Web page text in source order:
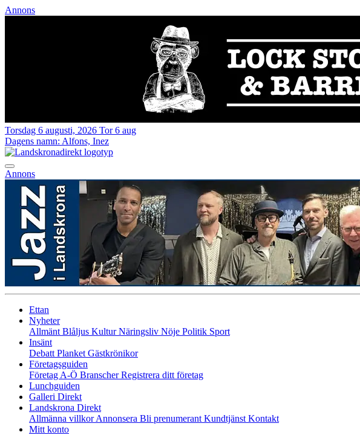
Annons
Torsdag 6 augusti, 2026 Tor 6 aug
Dagens namn: Alfons, Inez
Annons
Ettan
Nyheter
Allmänt Blåljus KulturNäringsliv Nöje Politik Sport
Insänt
Debatt Planket Gästkrönikor
Företagsguiden
Företag A-Ö BranscherRegistrera ditt företag
Lunchguiden
Galleri Direkt
Landskrona Direkt
Allmänna villkorAnnonsera Bli prenumerant Kundtjänst Kontakt
Mitt konto